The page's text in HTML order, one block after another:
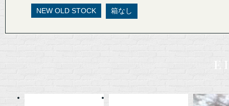
NEW OLD STOCK 箱なし